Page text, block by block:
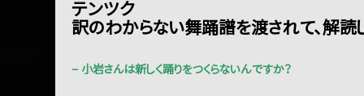
テンツク
訳のわからない舞踊譜を渡されて、解読
− 小岩さんは新しく踊りをつくらないんですか？